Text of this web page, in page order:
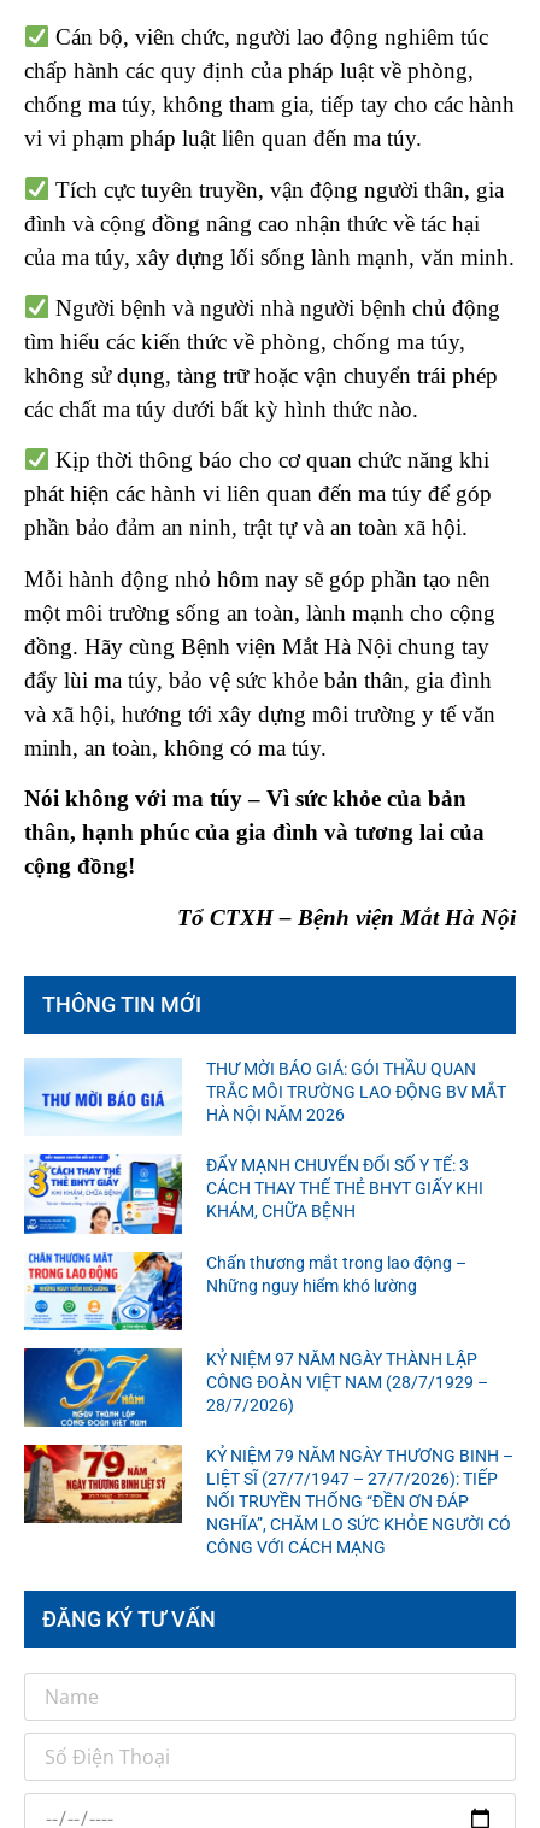
Cán bộ, viên chức, người lao động nghiêm túc
chấp hành các quy định của pháp luật về phòng,
chống ma túy, không tham gia, tiếp tay cho các hành
vi vi phạm pháp luật liên quan đến ma túy.
Tích cực tuyên truyền, vận động người thân, gia
đình và cộng đồng nâng cao nhận thức về tác hại
của ma túy, xây dựng lối sống lành mạnh, văn minh.
Người bệnh và người nhà người bệnh chủ động
tìm hiểu các kiến thức về phòng, chống ma túy,
không sử dụng, tàng trữ hoặc vận chuyển trái phép
các chất ma túy dưới bất kỳ hình thức nào.
Kịp thời thông báo cho cơ quan chức năng khi
phát hiện các hành vi liên quan đến ma túy để góp
phần bảo đảm an ninh, trật tự và an toàn xã hội.
Mỗi hành động nhỏ hôm nay sẽ góp phần tạo nên
một môi trường sống an toàn, lành mạnh cho cộng
đồng. Hãy cùng Bệnh viện Mắt Hà Nội chung tay
đẩy lùi ma túy, bảo vệ sức khỏe bản thân, gia đình
và xã hội, hướng tới xây dựng môi trường y tế văn
minh, an toàn, không có ma túy.
Nói không với ma túy – Vì sức khỏe của bản
thân, hạnh phúc của gia đình và tương lai của
cộng đồng!
Tổ CTXH – Bệnh viện Mắt Hà Nội
THÔNG TIN MỚI
THƯ MỜI BÁO GIÁ: GÓI THẦU QUAN
TRẮC MÔI TRƯỜNG LAO ĐỘNG BV MẮT
HÀ NỘI NĂM 2026
ĐẨY MẠNH CHUYỂN ĐỔI SỐ Y TẾ: 3
CÁCH THAY THẾ THẺ BHYT GIẤY KHI
KHÁM, CHỮA BỆNH
Chấn thương mắt trong lao động –
Những nguy hiểm khó lường
KỶ NIỆM 97 NĂM NGÀY THÀNH LẬP
CÔNG ĐOÀN VIỆT NAM (28/7/1929 –
28/7/2026)
KỶ NIỆM 79 NĂM NGÀY THƯƠNG BINH –
LIỆT SĨ (27/7/1947 – 27/7/2026): TIẾP
NỐI TRUYỀN THỐNG “ĐỀN ƠN ĐÁP
NGHĨA”, CHĂM LO SỨC KHỎE NGƯỜI CÓ
CÔNG VỚI CÁCH MẠNG
ĐĂNG KÝ TƯ VẤN